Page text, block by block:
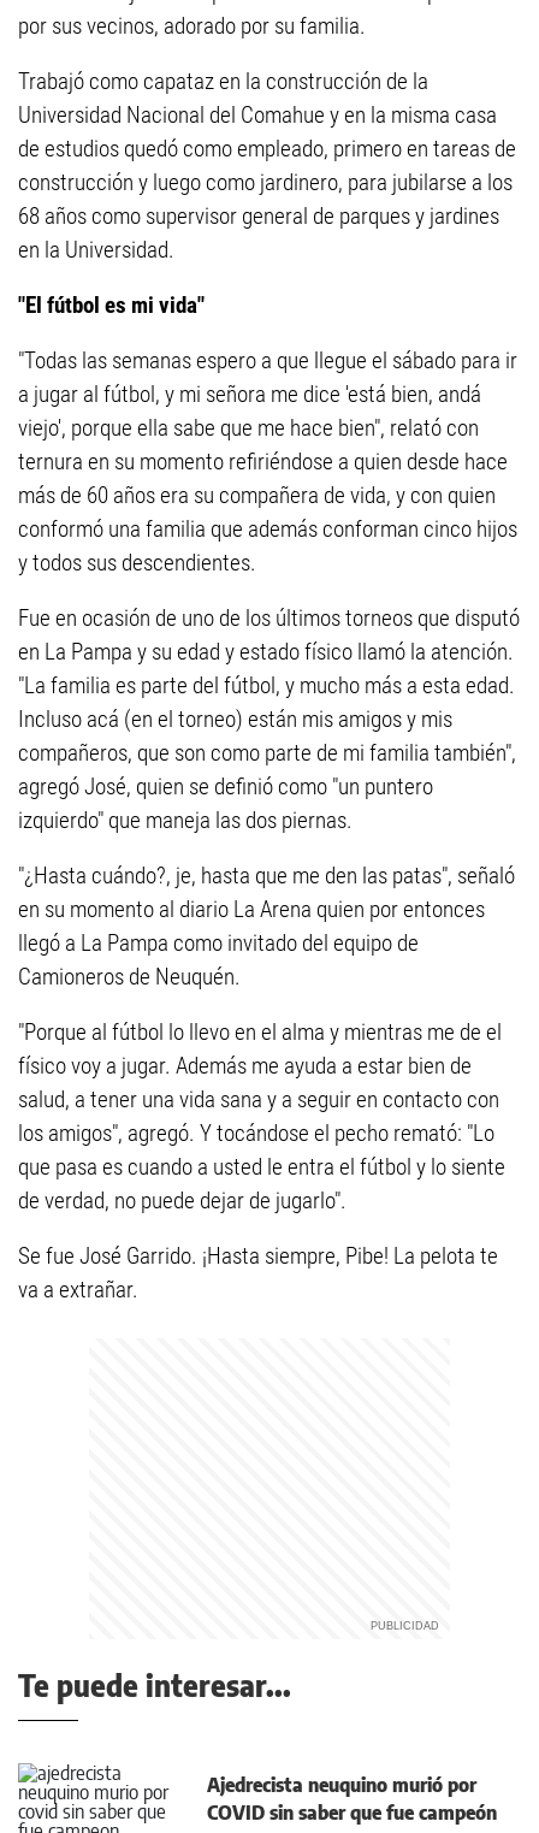
por sus vecinos, adorado por su familia.
Trabajó como capataz en la construcción de la
Universidad Nacional del Comahue y en la misma casa
de estudios quedó como empleado, primero en tareas de
construcción y luego como jardinero, para jubilarse a los
68 años como supervisor general de parques y jardines
en la Universidad.
"El fútbol es mi vida"
"Todas las semanas espero a que llegue el sábado para ir
a jugar al fútbol, y mi señora me dice 'está bien, andá
viejo', porque ella sabe que me hace bien", relató con
ternura en su momento refiriéndose a quien desde hace
más de 60 años era su compañera de vida, y con quien
conformó una familia que además conforman cinco hijos
y todos sus descendientes.
Fue en ocasión de uno de los últimos torneos que disputó
en La Pampa y su edad y estado físico llamó la atención.
"La familia es parte del fútbol, y mucho más a esta edad.
Incluso acá (en el torneo) están mis amigos y mis
compañeros, que son como parte de mi familia también",
agregó José, quien se definió como "un puntero
izquierdo" que maneja las dos piernas.
"¿Hasta cuándo?, je, hasta que me den las patas", señaló
en su momento al diario La Arena quien por entonces
llegó a La Pampa como invitado del equipo de
Camioneros de Neuquén.
"Porque al fútbol lo llevo en el alma y mientras me de el
físico voy a jugar. Además me ayuda a estar bien de
salud, a tener una vida sana y a seguir en contacto con
los amigos", agregó. Y tocándose el pecho remató: "Lo
que pasa es cuando a usted le entra el fútbol y lo siente
de verdad, no puede dejar de jugarlo".
Se fue José Garrido. ¡Hasta siempre, Pibe! La pelota te
va a extrañar.
Te puede interesar...
Ajedrecista neuquino murió por
COVID sin saber que fue campeón